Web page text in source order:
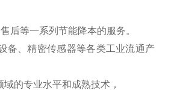
后等一系列节能降本的服务。
备、精密传感器等各类工业流通产
的专业水平和成熟技术，